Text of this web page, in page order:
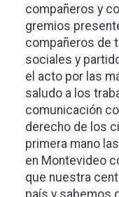
compañeros y
gremios
compañeros de
sociales y
el acto por las
saludo a los
comunicación
derecho de los
primera mano
en Montevideo
que nuestra
país y sabemos